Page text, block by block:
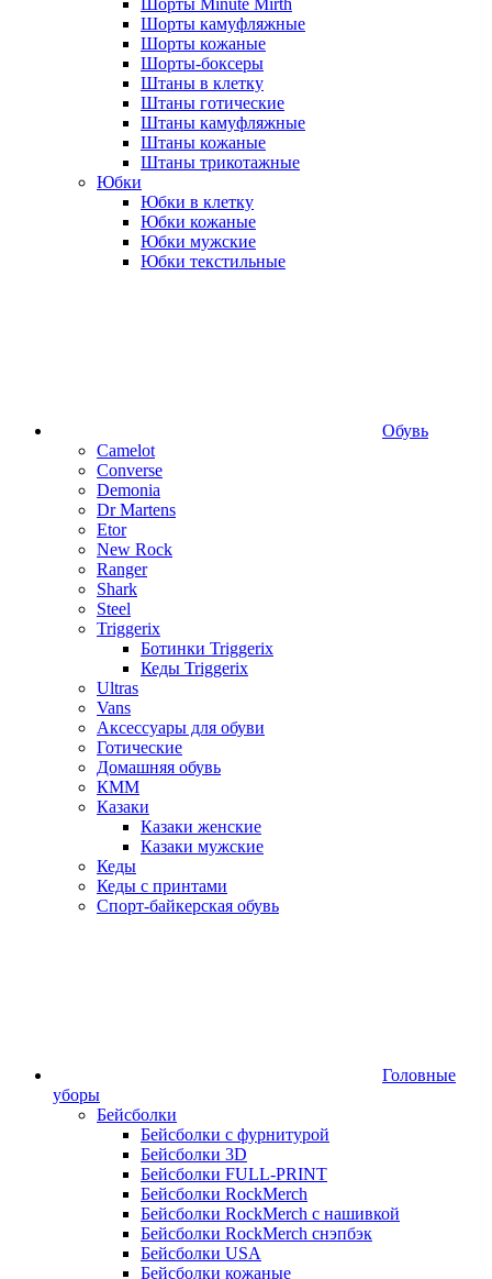
Шорты камуфляжные
Шорты кожаные
Шорты-боксеры
Штаны в клетку
Штаны готические
Штаны камуфляжные
Штаны кожаные
Штаны трикотажные
Юбки
Юбки в клетку
Юбки кожаные
Юбки мужские
Юбки текстильные
Обувь
Camelot
Converse
Demonia
Dr Martens
Etor
New Rock
Ranger
Shark
Steel
Triggerix
Ботинки Triggerix
Кеды Triggerix
Ultras
Vans
Аксессуары для обуви
Готические
Домашняя обувь
КММ
Казаки
Казаки женские
Казаки мужские
Кеды
Кеды с принтами
Спорт-байкерская обувь
Головные
уборы
Бейсболки
Бейсболки с фурнитурой
Бейсболки 3D
Бейсболки FULL-PRINT
Бейсболки RockMerch
Бейсболки RockMerch с нашивкой
Бейсболки RockMerch снэпбэк
Бейсболки USA
Бейсболки кожаные